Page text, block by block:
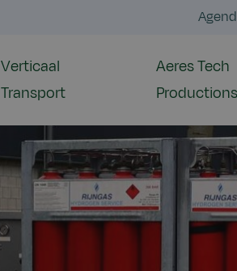
Verticaal
Transport
Aeres Tech
Productions